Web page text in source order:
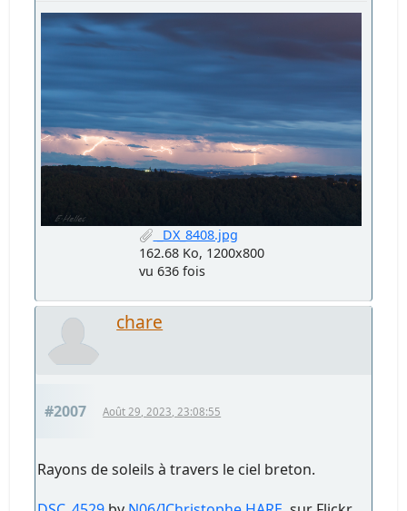
_DX_8408.jpg
162.68 Ko, 1200x800
vu 636 fois
chare
#2007 Août 29, 2023, 23:08:55
Rayons de soleils à travers le ciel breton.